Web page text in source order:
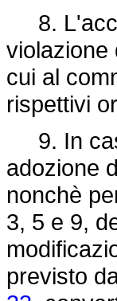
8.
violazione
cui al
rispettivi
9. In
adozione
nonchè
3, 5 e 9,
previsto